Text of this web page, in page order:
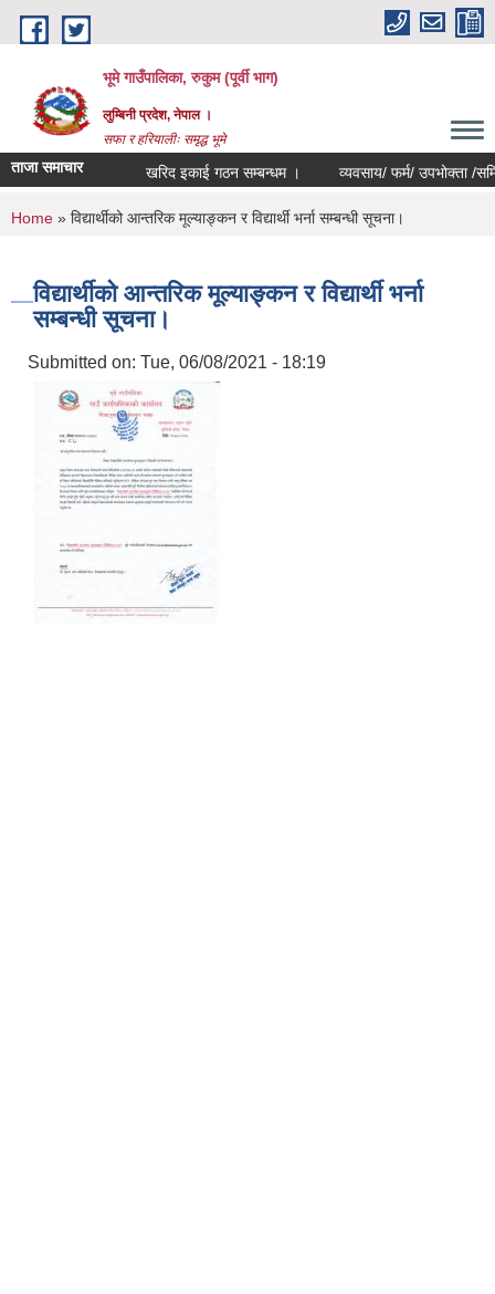
Skip to main content
भूमे गाउँपालिका, रुकुम (पूर्वी भाग)
लुम्बिनी प्रदेश, नेपाल ।
सफा र हरियालीः समृद्ध भूमे
ताजा समाचार खरिद इकाई गठन सम्बन्धम । व्यवसाय/ फर्म/ उपभोक्ता /समिति/
You are here
Home » विद्यार्थीको आन्तरिक मूल्याङ्कन र विद्यार्थी भर्ना सम्बन्धी सूचना।
विद्यार्थीको आन्तरिक मूल्याङ्कन र विद्यार्थी भर्ना
सम्बन्धी सूचना।
Submitted on: Tue, 06/08/2021 - 18:19